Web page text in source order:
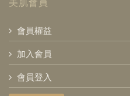
會員權益
加入會員
會員登入